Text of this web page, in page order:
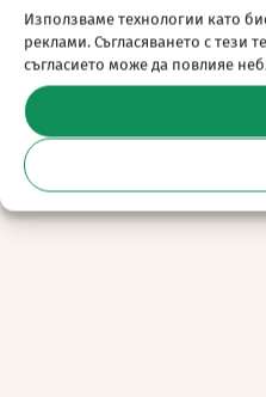
Използваме технологии като
реклами. Съгласяването с тези
съгласието може да повлияе